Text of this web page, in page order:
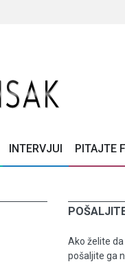
INTERVJUI PITAJTE
Ako želite
pošaljite ga